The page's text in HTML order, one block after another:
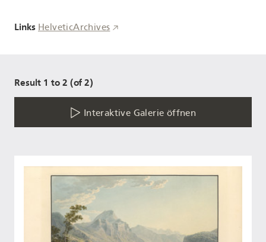
Links HelveticArchives
Result 1 to 2 (of 2)
Interaktive Galerie öffnen